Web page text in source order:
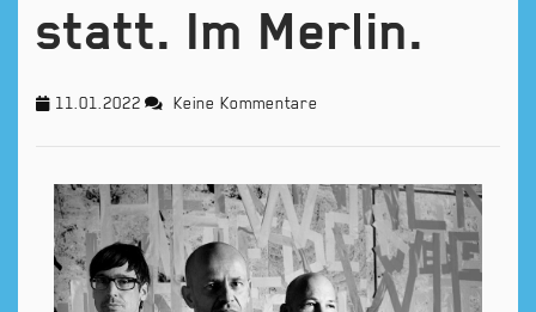
statt. Im Merlin.
11.01.2022 Keine Kommentare